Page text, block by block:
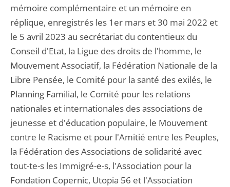
mémoire complémentaire et un mémoire en
réplique, enregistrés les 1er mars et 30 mai 2022 et
le 5 avril 2023 au secrétariat du contentieux du
Conseil d'Etat, la Ligue des droits de l'homme, le
Mouvement Associatif, la Fédération Nationale de la
Libre Pensée, le Comité pour la santé des exilés, le
Planning Familial, le Comité pour les relations
nationales et internationales des associations de
jeunesse et d'éducation populaire, le Mouvement
contre le Racisme et pour l'Amitié entre les Peuples,
la Fédération des Associations de solidarité avec
tout-te-s les Immigré-e-s, l'Association pour la
Fondation Copernic, Utopia 56 et l'Association